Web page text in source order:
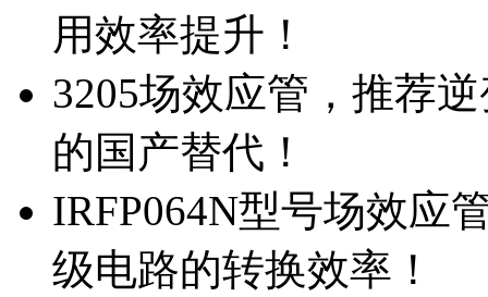
用效率提升！
3205场效应管，推荐
的国产替代！
IRFP064N型号场效应
级电路的转换效率！